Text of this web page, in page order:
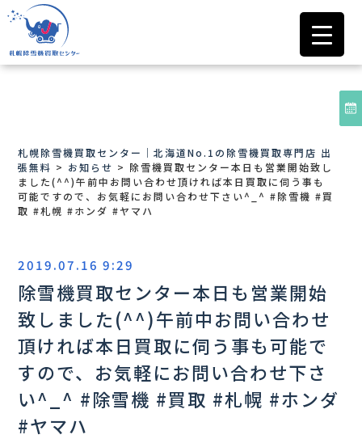
札幌除雪機買取センター｜北海道No.1の除雪機買取専門店 出
張無料 > お知らせ > 除雪機買取センター本日も営業開始致し
ました(^^) 午前中お問い合わせ頂ければ本日買取に伺う事も
可能ですので、お気軽にお問い合わせ下さい^_^ #除雪機 #買
取 #札幌 #ホンダ #ヤマハ
2019.07.16 9:29
除雪機買取センター本日も営業開始
致しました(^^) 午前中お問い合わせ
頂ければ本日買取に伺う事も可能で
すので、お気軽にお問い合わせ下さ
い^_^ #除雪機 #買取 #札幌 #ホンダ
#ヤマハ